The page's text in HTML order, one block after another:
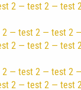
2 — test 2 —
2 — test 2 — test
2 — test 2 —
2 — test 2 — test
2 — test 2 —